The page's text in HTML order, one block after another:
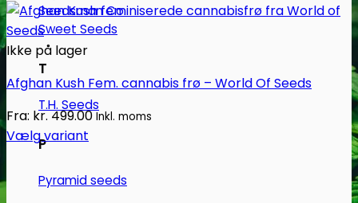
Seedsman Co.
Sweet Seeds
T
T.H. Seeds
P
Pyramid seeds
Ikke på lager
Afghan Kush Fem. cannabis frø – World Of Seeds
Fra: kr.499.00 Inkl. moms
Vælg variant
Dette